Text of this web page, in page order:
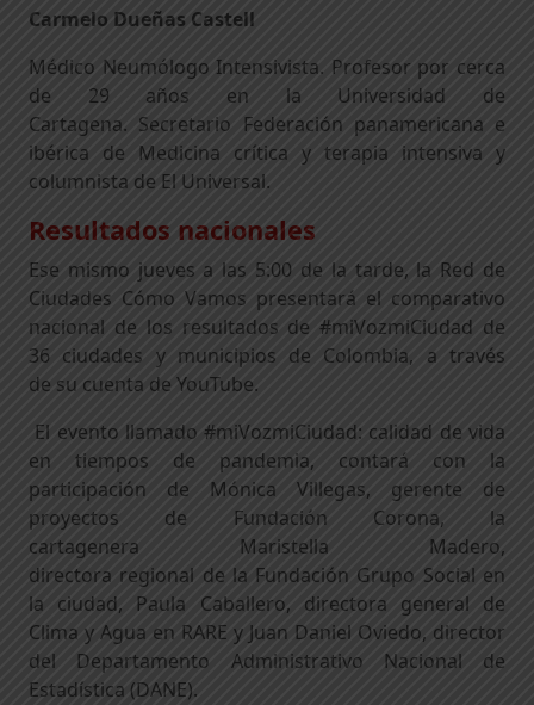
Carmelo Dueñas Castell
Médico Neumólogo Intensivista. Profesor por cerca
de 29 años en la Universidad de
Cartagena. Secretario Federación panamericana e
ibérica de Medicina crítica y terapia intensiva y
columnista de El Universal.
Resultados nacionales
Ese mismo jueves a las 5:00 de la tarde, la Red de
Ciudades Cómo Vamos presentará el comparativo
nacional de los resultados de#miVozmiCiudad de
36 ciudades y municipios de Colombia, a través
de su cuenta de YouTube.
El evento llamado #miVozmiCiudad: calidad de vida
en tiempos de pandemia, contará con la
participación de Mónica Villegas, gerente de
proyectos de Fundación Corona, la
cartagenera Maristella Madero,
directora regional de la Fundación Grupo Social en
la ciudad, Paula Caballero, directora general de
Clima y Agua en RARE y Juan Daniel Oviedo, director
del Departamento Administrativo Nacional de
Estadística (DANE).